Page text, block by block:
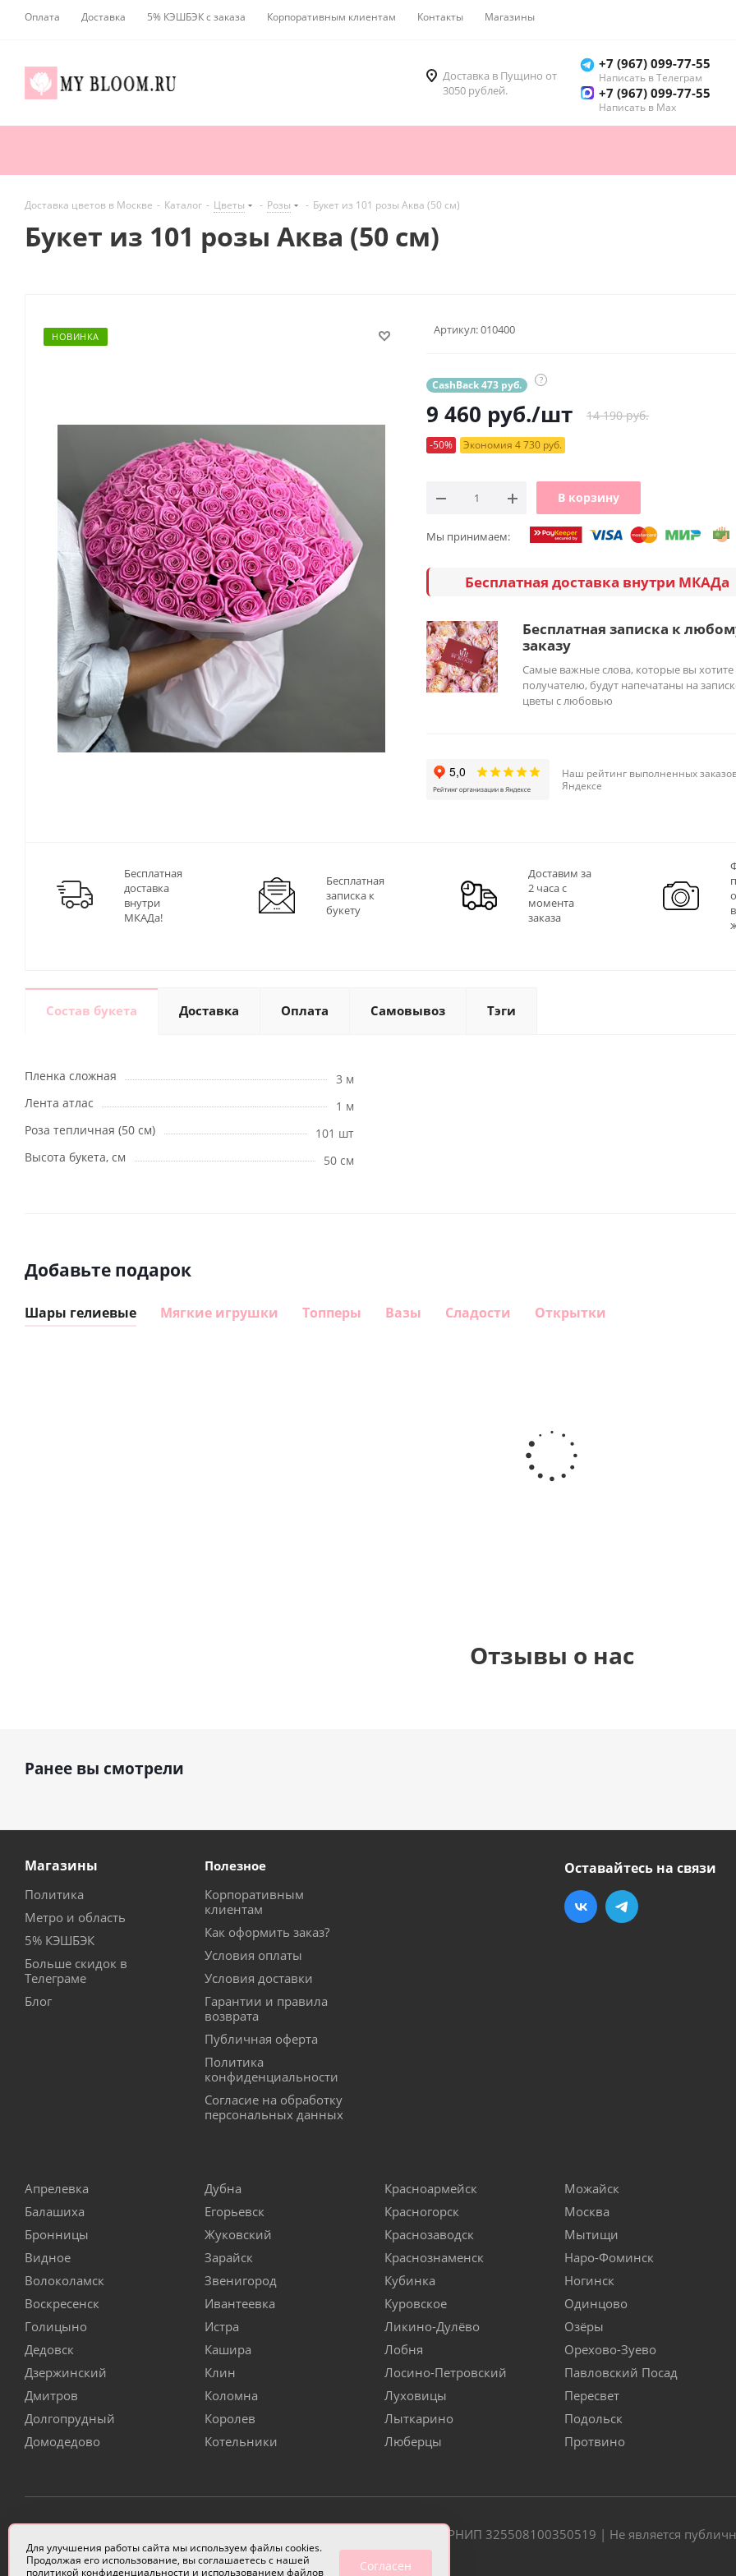
Оплата Доставка 5% КЭШБЭК с заказа Корпоративным клиентам Контакты Магазины
Доставка в Пущино от
3050 рублей.
+7 (967) 099-77-55
Написать в Телеграм
+7 (967) 099-77-55
Написать в Мах
Доставка цветов в Москве - Каталог - Цветы - Розы - Букет из 101 розы Аква (50 см)
Букет из 101 розы Аква (50 см)
НОВИНКА Артикул:010400
CashBack 473 руб. ?
9 460 руб./шт 14 190 руб.
-50% Экономия 4 730 руб.
В корзину
Мы принимаем:
Бесплатная доставка внутри МКАДа
Бесплатная записка к
заказу
Самые важные слова, которые вы хотите
получателю, будут напечатаны на
цветы с любовью
Наш рейтинг выполненных
Яндексе
Бесплатная
доставка
внутри
МКАДа!
Бесплатная
записка к
букету
Доставим за
2 часа с
момента
заказа
Состав букета Доставка Оплата Самовывоз Тэги
Пленка сложная
3 м
Лента атлас
1 м
Роза тепличная (50 см)
101 шт
Высота букета, см
50 см
Добавьте подарок
Шары гелиевые Мягкие игрушки Топперы Вазы Сладости Открытки
гелиевый
цифра 1
(40х102
Отзывы о нас
Ранее вы смотрели
Магазины
Политика
Метро и область
5% КЭШБЭК
Больше скидок в
Телеграме
Блог
Полезное
Корпоративным
клиентам
Как оформить заказ?
Условия оплаты
Условия доставки
Гарантии и правила
возврата
Публичная оферта
Политика
конфиденциальности
Согласие на обработку
персональных данных
Оставайтесь на связи
Апрелевка
Балашиха
Бронницы
Видное
Волоколамск
Воскресенск
Голицыно
Дедовск
Дзержинский
Дмитров
Долгопрудный
Домодедово
Дубна
Егорьевск
Жуковский
Зарайск
Звенигород
Ивантеевка
Истра
Кашира
Клин
Коломна
Королев
Котельники
Красноармейск
Красногорск
Краснозаводск
Краснознаменск
Кубинка
Куровское
Ликино-Дулёво
Лобня
Лосино-Петровский
Луховицы
Лыткарино
Люберцы
Можайск
Москва
Мытищи
Наро-Фоминск
Ногинск
Одинцово
Озёры
Орехово-Зуево
Павловский Посад
Пересвет
Подольск
Протвино
ИП Чулкова Анастасия Александровна ИНН 331405822720 | ОГРН/ОГРНИП 325508100350519 | Не является
Для улучшения работы сайта мы используем файлы cookies.
Продолжая его использование, вы соглашаетесь с нашей
политикой конфиденциальности и использованием файлов Согласен